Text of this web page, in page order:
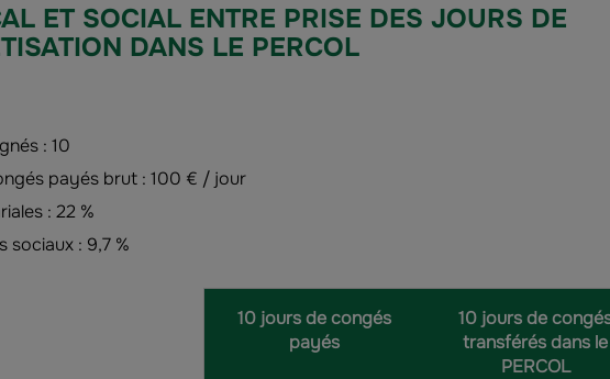
ET SOCIAL ENTRE PRISE DES JOURS DE
DANS LE PERCOL
: 10
payés brut : 100 € / jour
: 22 %
sociaux : 9,7 %
10 jours de congés
payés
10 jours de
transférés dans le
PERCOL